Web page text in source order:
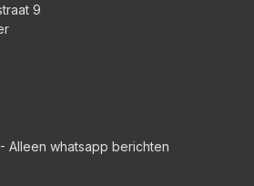
9
Alleen whatsapp berichten